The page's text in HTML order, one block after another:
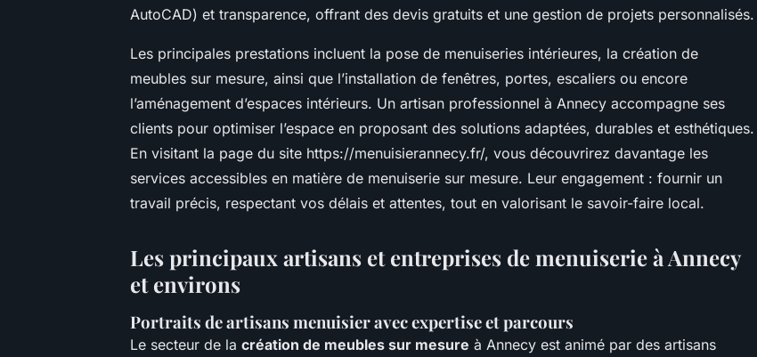
AutoCAD) et transparence, offrant des devis gratuits et une gestion de projets personnalisés.
Les principales prestations incluent la pose de menuiseries intérieures, la création de
meubles sur mesure, ainsi que l’installation de fenêtres, portes, escaliers ou encore
l’aménagement d’espaces intérieurs. Un artisan professionnel à Annecy accompagne ses
clients pour optimiser l’espace en proposant des solutions adaptées, durables et esthétiques.
En visitant la page du site https://menuisierannecy.fr/, vous découvrirez davantage les
services accessibles en matière de menuiserie sur mesure. Leur engagement : fournir un
travail précis, respectant vos délais et attentes, tout en valorisant le savoir-faire local.
Les principaux artisans et entreprises de menuiserie à Annecy
et environs
Portraits de artisans menuisier avec expertise et parcours
Le secteur de la création de meubles sur mesure à Annecy est animé par des artisans